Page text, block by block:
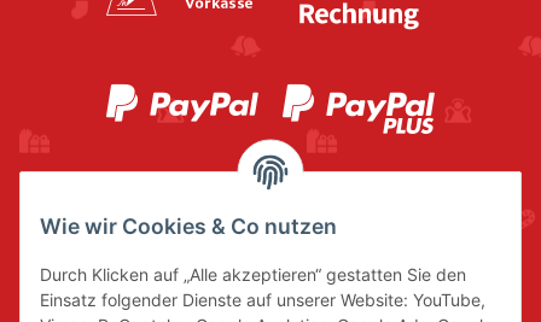
Wie wir Cookies & Co nutzen
Durch Klicken auf „Alle akzeptieren“ gestatten Sie den
Einsatz folgender Dienste auf unserer Website: YouTube,